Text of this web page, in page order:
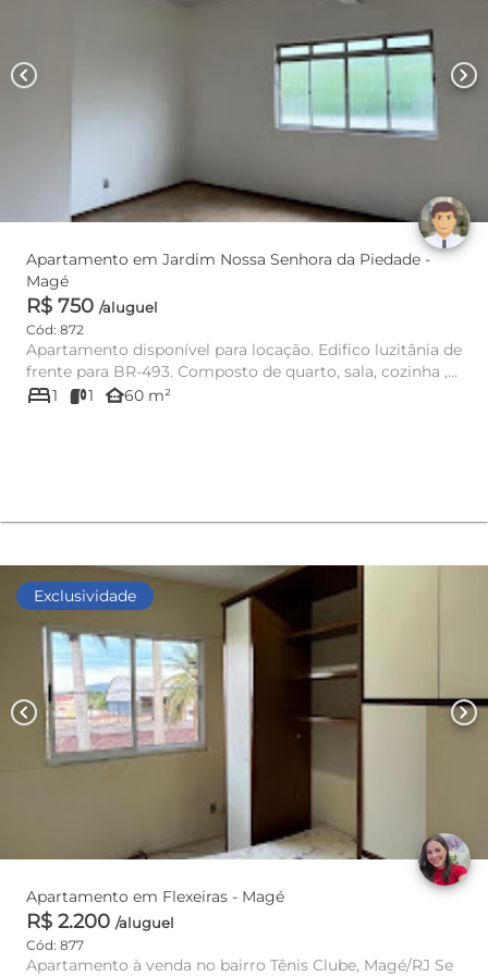
chevron_left chevron_right
Apartamento em Jardim Nossa Senhora da Piedade -
Magé
R$ 750 /aluguel
Cód: 872
Apartamento disponível para locação. Edifico luzitânia de
frente para BR-493. Composto de quarto, sala, cozinha ,
banhe...
bed1 1 other_houses60 m²
Exclusividade
chevron_left chevron_right
Apartamento em Flexeiras - Magé
R$ 2.200 /aluguel
Cód: 877
Apartamento à venda no bairro Tênis Clube, Magé/RJ Se